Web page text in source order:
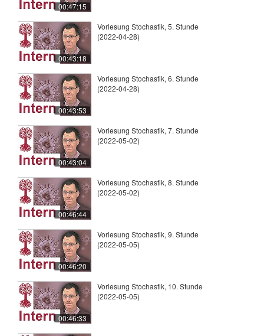
00:47:15
00:43:18
Vorlesung Stochastik, 5. Stunde
(2022-04-28)
00:43:53
Vorlesung Stochastik, 6. Stunde
(2022-04-28)
00:43:04
Vorlesung Stochastik, 7. Stunde
(2022-05-02)
00:46:44
Vorlesung Stochastik, 8. Stunde
(2022-05-02)
00:46:20
Vorlesung Stochastik, 9. Stunde
(2022-05-05)
00:46:33
Vorlesung Stochastik, 10. Stunde
(2022-05-05)